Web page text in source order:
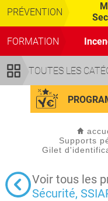
TOUTES LES
PRÉVENTION
FORMATION
Supports
Gilet
Voir tous les
Sécurité,